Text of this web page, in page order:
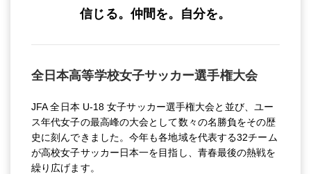
信じる。仲間を。自分を。
全日本高等学校女子サッカー選手権大会
JFA 全日本 U-18 女子サッカー選手権大会と並び、ユー
ス年代女子の最高峰の大会として数々の名勝負をその歴
史に刻んできました。今年も各地域を代表する32チーム
が高校女子サッカー日本一を目指し、青春最後の熱戦を
繰り広げます。